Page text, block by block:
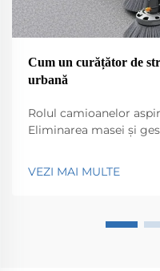
Cum un curățător de
urbană
Rolul camioanelor
Eliminarea masei și
felul de lucruri care
VEZI MAI MULTE